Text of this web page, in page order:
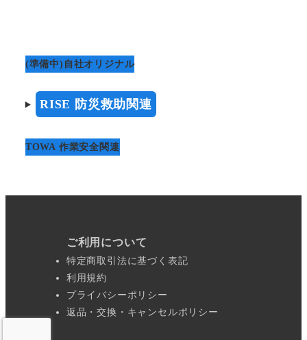
す
(準備中)自社オリジナル
RISE 防災救助関連
TOWA 作業安全関連
ご利用について
特定商取引法に基づく表記
利用規約
プライバシーポリシー
返品・交換・キャンセルポリシー